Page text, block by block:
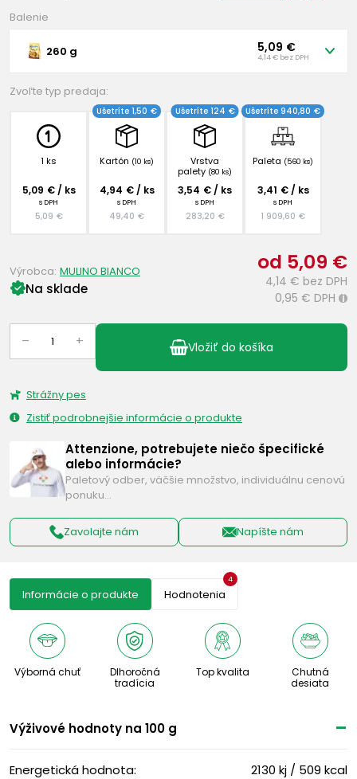
Balenie
260 g 5,09 €
4,14 € bez DPH
Zvoľte typ predaja:
1 ks
5,09 € / ks
s DPH
5,09 €
Kartón (10 ks)
Ušetríte 1,50 €
4,94 € / ks
s DPH
49,40 €
Vrstva
palety (80 ks)
Ušetríte 124 €
3,54 € / ks
s DPH
283,20 €
Paleta (560 ks)
Ušetríte 940,80 €
3,41 € / ks
s DPH
1 909,60 €
od 5,09 €
4,14 € bez DPH
0,95 € DPH i
Na sklade
Výrobca: MULINO BIANCO
– + Vložiť do košíka
Strážny pes
Zistiť podrobnejšie informácie o produkte
Attenzione, potrebujete niečo špecifické
alebo informácie?
Paletový odber, väčšie množstvo, individuálnu cenovú
ponuku…
Zavolajte nám Napíšte nám
Informácie o produkte Hodnotenia
4
Výborná chuť
Dlhoročná
tradícia
Top kvalita
Chutná
desiata
Výživové ​​hodnoty na 100 g
Energetická hodnota: 2130 kj / 509 kcal